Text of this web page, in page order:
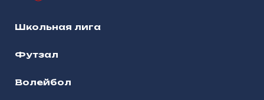
Школьная лига
Футзал
Волейбол